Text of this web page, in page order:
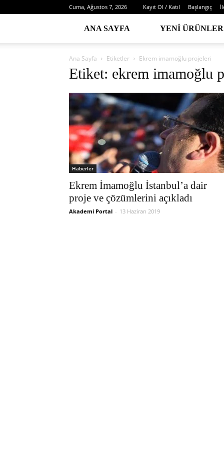
Cuma, Ağustos 7, 2026 Kayıt Ol / Katıl Başlangıç
ANA SAYFA YENI ÜRÜNLER
Ana Sayfa Etiketler Ekrem imamoğlu projeleri
Etiket: ekrem imamoğlu
Haberler
Ekrem İmamoğlu İstanbul’a dair
proje ve çözümlerini açıkladı
Akademi Portal - 13 Haziran 2019